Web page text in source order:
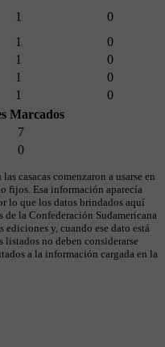
1
0
1
0
1
0
1
0
1
0
Marcados
7
0
casacas comenzaron a usarse en
fijos. Esa información aparecía
lo que los datos brindados aquí
de la Confederación Sudamericana
y, cuando ese dato está
listados no deben considerarse
a la información cargada en la